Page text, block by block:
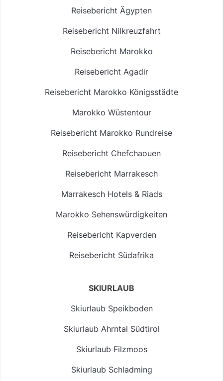
Reisebericht Ägypten
Reisebericht Nilkreuzfahrt
Reisebericht Marokko
Reisebericht Agadir
Reisebericht Marokko Königsstädte
Marokko Wüstentour
Reisebericht Marokko Rundreise
Reisebericht Chefchaouen
Reisebericht Marrakesch
Marrakesch Hotels & Riads
Marokko Sehenswürdigkeiten
Reisebericht Kapverden
Reisebericht Südafrika
SKIURLAUB
Skiurlaub Speikboden
Skiurlaub Ahrntal Südtirol
Skiurlaub Filzmoos
Skiurlaub Schladming